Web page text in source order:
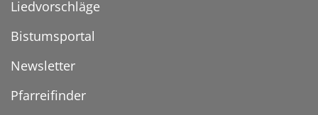
Liedvorschläge
Bistumsportal
Newsletter
Pfarreifinder